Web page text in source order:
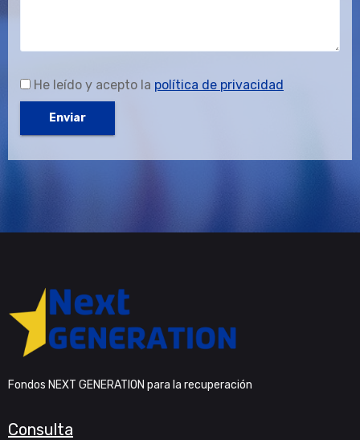
He leído y acepto la política de privacidad
Alternative:
Fondos NEXT GENERATION para la recuperación
Consulta